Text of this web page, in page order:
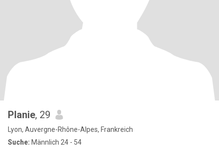
Planie, 29
Lyon, Auvergne-Rhône-Alpes, Frankreich
Suche: Männlich 24 - 54